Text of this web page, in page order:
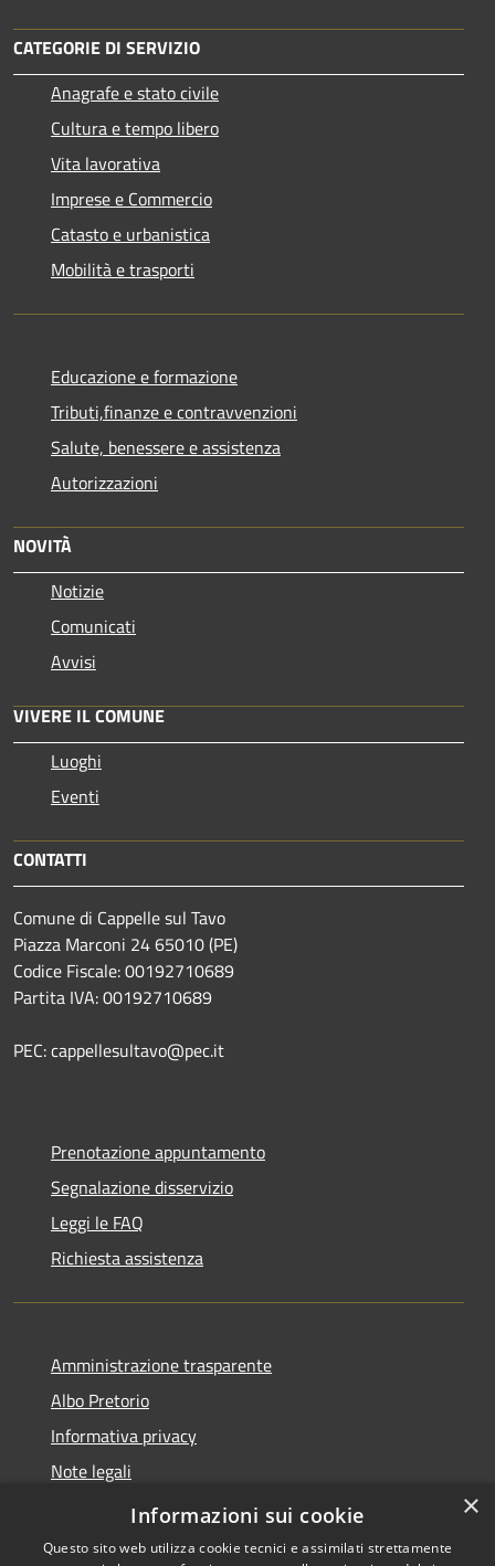
CATEGORIE DI SERVIZIO
Anagrafe e stato civile
Cultura e tempo libero
Vita lavorativa
Imprese e Commercio
Catasto e urbanistica
Mobilità e trasporti
Educazione e formazione
Tributi,finanze e contravvenzioni
Salute, benessere e assistenza
Autorizzazioni
NOVITÀ
Notizie
Comunicati
Avvisi
VIVERE IL COMUNE
Luoghi
Eventi
CONTATTI
Comune di Cappelle sul Tavo
Piazza Marconi 24 65010 (PE)
Codice Fiscale: 00192710689
Partita IVA: 00192710689
PEC: cappellesultavo@pec.it
Prenotazione appuntamento
Segnalazione disservizio
Leggi le FAQ
Richiesta assistenza
Amministrazione trasparente
Albo Pretorio
Informativa privacy
Note legali
Dichiarazione di accessibilità
×
Informazioni sui cookie
Questo sito web utilizza cookie tecnici e assimilati strettamente